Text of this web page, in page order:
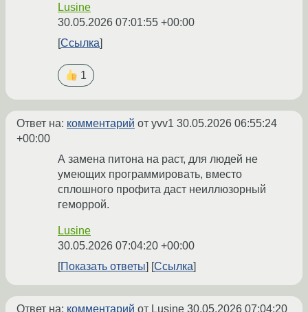
Lusine
30.05.2026 07:01:55 +00:00
Ссылка
1
Ответ на: комментарий от yvv1 30.05.2026 06:55:24
+00:00
А замена питона на раст, для людей не
умеющих программировать, вместо
сплошного профита даст неиллюзорный
геморрой.
Lusine
30.05.2026 07:04:20 +00:00
Показать ответы
Ссылка
Ответ на: комментарий от Lusine 30.05.2026 07:04:20